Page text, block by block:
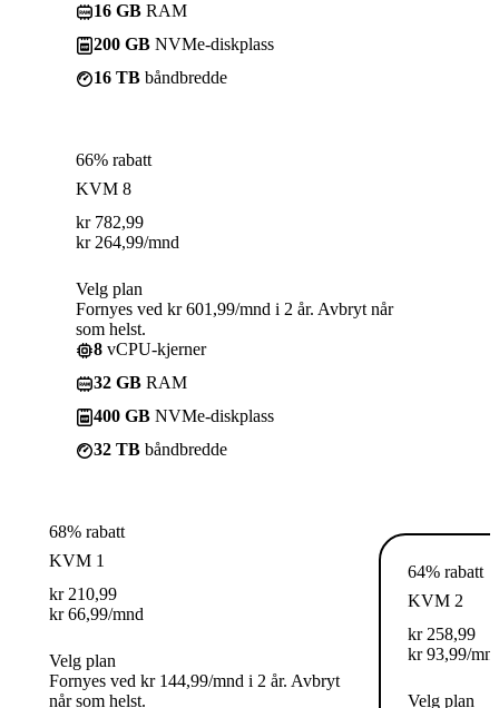
16 GB RAM
200 GB NVMe-diskplass
16 TB båndbredde
66% rabatt
KVM 8
kr 782,99
kr 264,99/mnd
Velg plan
Fornyes ved kr 601,99/mnd i 2 år. Avbryt når
som helst.
8 vCPU-kjerner
32 GB RAM
400 GB NVMe-diskplass
32 TB båndbredde
68% rabatt
KVM 1
kr 210,99
kr 66,99/mnd
Velg plan
Fornyes ved kr 144,99/mnd i 2 år. Avbryt
når som helst.
64% rabatt
KVM 2
kr 258,99
kr 93,99/
Velg plan